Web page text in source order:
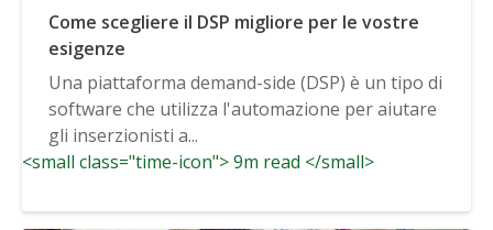
Come scegliere il DSP migliore per le vostre
esigenze
Una piattaforma demand-side (DSP) è un tipo di
software che utilizza l'automazione per aiutare
gli inserzionisti a...
<small class="time-icon"> 9m read </small>